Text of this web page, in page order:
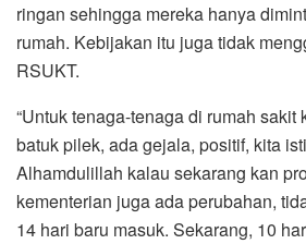
ringan sehingga mereka hanya
rumah. Kebijakan itu juga tidak
RSUKT.
“Untuk tenaga-tenaga di rumah sakit
batuk pilek, ada gejala, positif, kita
Alhamdulillah kalau sekarang kan
kementerian juga ada perubahan,
14 hari baru masuk. Sekarang, 10